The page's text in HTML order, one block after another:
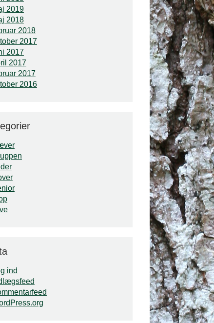
2019
2018
2018
2017
2017
2017
2017
2016
ind